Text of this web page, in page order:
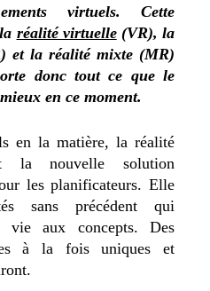
virtuels. Cette
réalité virtuelle(VR), la
et la réalité mixte (MR)
donc tout ce que le
en ce moment.
en la matière, la réalité
la nouvelle solution
les planificateurs. Elle
sans précédent qui
vie aux concepts. Des
à la fois uniques et